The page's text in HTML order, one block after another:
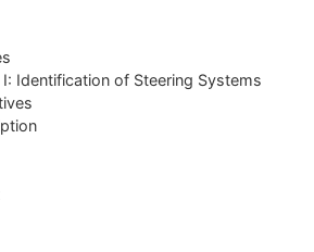
Identification of Steering Systems